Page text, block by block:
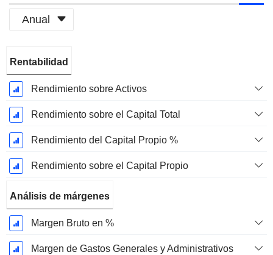
Anual
fiscal:
Marzo
Rentabilidad
Rendimiento sobre Activos
Rendimiento sobre el Capital Total
Rendimiento del Capital Propio %
Rendimiento sobre el Capital Propio
Análisis de márgenes
Margen Bruto en %
Margen de Gastos Generales y Administrativos